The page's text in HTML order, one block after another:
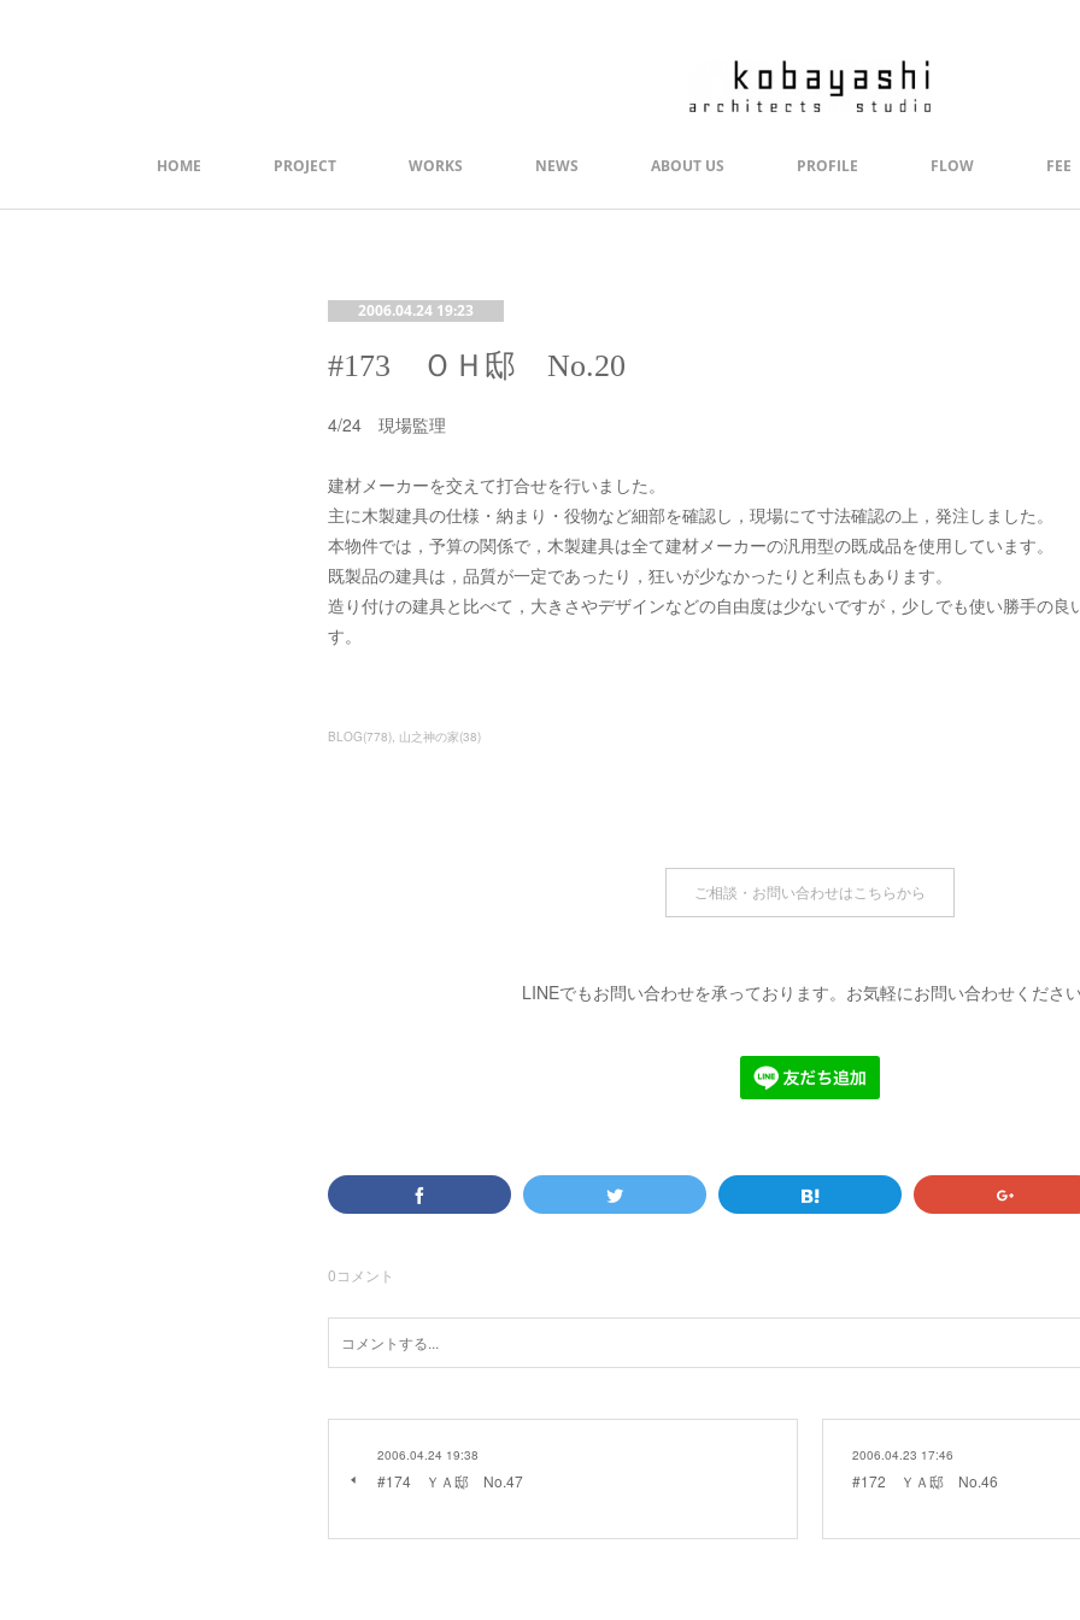
HOME PROJECT WORKS NEWS ABOUT US PROFILE FLOW FEE
2006.04.24 19:23
#173 ＯＨ邸 No.20
4/24 現場監理
建材メーカーを交えて打合せを行いました。
主に木製建具の仕様・納まり・役物など細部を確認し，現場にて寸法確認の上，発注しました。
本物件では，予算の関係で，木製建具は全て建材メーカーの汎用型の既成品を使用しています。
既製品の建具は，品質が一定であったり，狂いが少なかったりと利点もあります。
造り付けの建具と比べて，大きさやデザインなどの自由度は少ないですが，少しでも使い勝手の良
す。
BLOG(778) 山之神の家(38)
ご相談・お問い合わせはこちらから
LINEでもお問い合わせを承っております。お気軽にお問い合わせください
0コメント
2006.04.24 19:38
#174 ＹＡ邸 No.47
2006.04.23 17:46
#172 ＹＡ邸 No.46